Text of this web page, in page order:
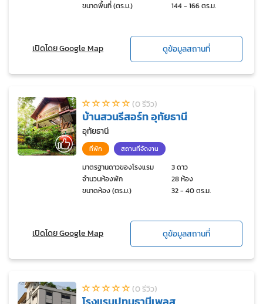
ขนาดพื้นที่ (ตร.ม.)
144 - 166 ตร.ม.
เปิดโดย Google Map ดูข้อมูลสถานที่
(0 รีวิว)
บ้านสวนรีสอร์ท อุทัยธานี
อุทัยธานี
ที่พัก สถานที่จัดงาน
มาตรฐานดาวของโรงแรม
3 ดาว
จำนวนห้องพัก
28 ห้อง
ขนาดห้อง (ตร.ม.)
32 - 40 ตร.ม.
เปิดโดย Google Map ดูข้อมูลสถานที่
(0 รีวิว)